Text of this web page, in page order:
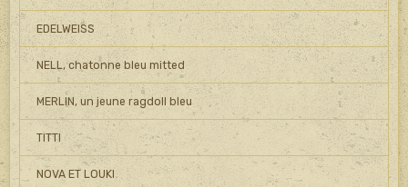
EDELWEISS
NELL, chatonne bleu mitted
MERLIN, un jeune ragdoll bleu
TITTI
NOVA ET LOUKI